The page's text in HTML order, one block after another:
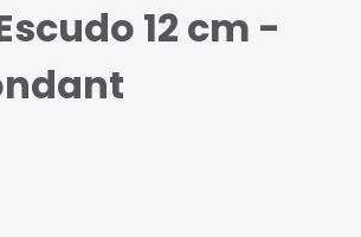
12 cm -